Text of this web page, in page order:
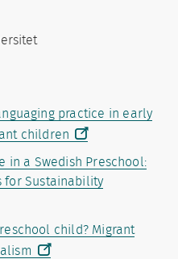
practice in early
children
in a Swedish Preschool:
for Sustainability
child? Migrant